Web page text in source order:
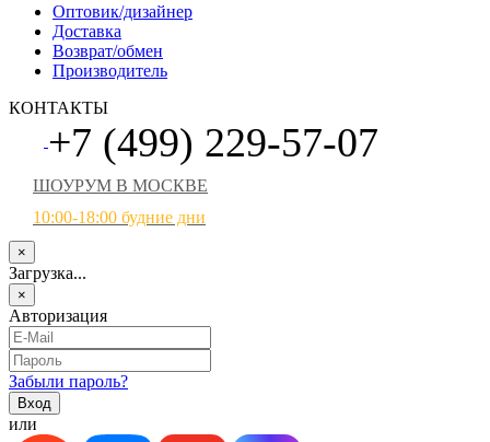
Оптовик/дизайнер
Доставка
Возврат/обмен
Производитель
КОНТАКТЫ
+7 (499) 229-57-07
ШОУРУМ В МОСКВЕ
10:00-18:00 будние дни
×
Загрузка...
×
Авторизация
Забыли пароль?
или